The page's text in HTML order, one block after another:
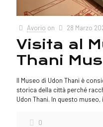
Avorio on 28 Marzo
Visita al
Thani
Il Museo di Udon Thani è
storica della città perché
Udon Thani. In questo
0